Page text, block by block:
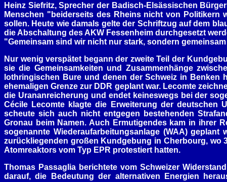
Heinz Siefritz, Sprecher der Badisch-Elsässischen
Menschen "beiderseits des Rheins nicht von
sollen. Heute wie damals gelte der Schriftzug auf dem
die Abschaltung des AKW Fessenheim durchgesetzt
"Gemeinsam sind wir nicht nur stark, sondern
Nur wenig verspätet begann der zweite Teil der
sie die Gemeinsamkeiten und Zusammenhänge
lothringischen Bure und denen der Schweiz in Benken
ehemaligen Grenze zur DDR geplant war. Lecomte
die Urananreicherung und endet keineswegs bei der
Cécile Lecomte klagte die Erweiterung der deutschen
scheute sich auch nicht entgegen bestehenden
Gronau beim Namen. Auch Ermutigendes kam in ihrer
sogenannte Wiederaufarbeitungsanlage (WAA)
zurückliegenden großen Kundgebung in Cherbourg, wo
Atomreaktors vom Typ EPR protestiert hatten.
Thomas Passaglia berichtete vom Schweizer
darauf, die Bedeutung der alternativen Energien